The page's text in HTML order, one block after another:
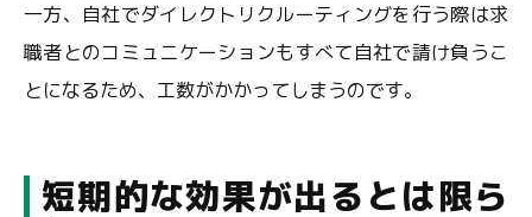
一方、自社でダイレクトリクルーティングを行う際は求
職者とのコミュニケーションもすべて自社で請け負うこ
とになるため、工数がかかってしまうのです。
短期的な効果が出るとは限ら